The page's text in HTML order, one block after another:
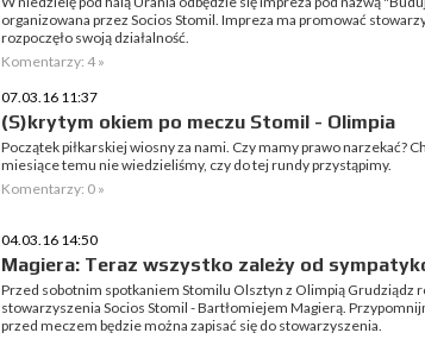
organizowana przez Socios Stomil. Impreza ma promować
rozpoczęło swoją działalność.
Komentarzy: 4 »
07.03.16 11:37
(S)krytym okiem po meczu Stomil - Olimpia
Początek piłkarskiej wiosny za nami. Czy mamy prawo narzekać?
miesiące temu nie wiedzieliśmy, czy do tej rundy przystąpimy.
Komentarzy: 0 »
04.03.16 14:50
Magiera: Teraz wszystko zależy od
Przed sobotnim spotkaniem Stomilu Olsztyn z Olimpią Grudziądz
stowarzyszenia Socios Stomil - Bartłomiejem Magierą.
przed meczem będzie można zapisać się do stowarzyszenia.